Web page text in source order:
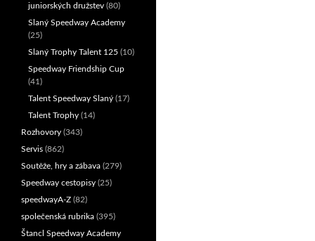
juniorských družstev (80)
Slaný Speedway Academy
(25)
Slaný Trophy Talent 125 (10)
Speedway Friendship Cup
(41)
Talent Speedway Slaný (17)
Talent Trophy (14)
Rozhovory (343)
Servis (862)
Soutěže, hry a zábava (279)
Speedway cestopisy (25)
speedwayA-Z (82)
společenská rubrika (395)
Štancl Speedway Academy